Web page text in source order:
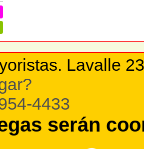
Lavalle
4433
serán